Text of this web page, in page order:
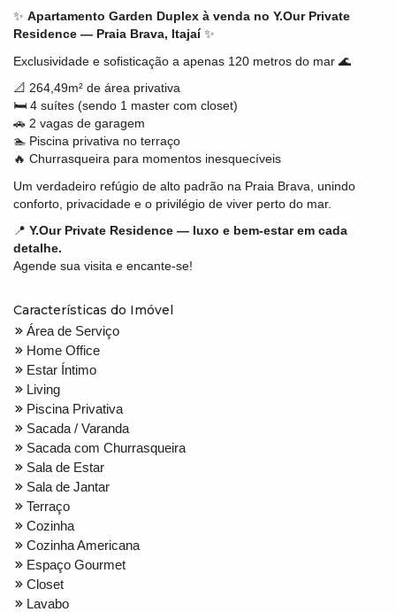
✨ Apartamento Garden Duplex à venda no Y.Our Private
Residence — Praia Brava, Itajaí✨
Exclusividade e sofisticação a apenas 120 metros do mar 🌊
📐 264,49m² de área privativa
🛏️ 4 suítes (sendo 1 master com closet)
🚗 2 vagas de garagem
🏊 Piscina privativa no terraço
🔥 Churrasqueira para momentos inesquecíveis
Um verdadeiro refúgio de alto padrão na Praia Brava, unindo
conforto, privacidade e o privilégio de viver perto do mar.
📍 Y.Our Private Residence — luxo e bem-estar em cada
detalhe.
Agende sua visita e encante-se!
Características do Imóvel
Área de Serviço
Home Office
Estar Íntimo
Living
Piscina Privativa
Sacada / Varanda
Sacada com Churrasqueira
Sala de Estar
Sala de Jantar
Terraço
Cozinha
Cozinha Americana
Espaço Gourmet
Closet
Lavabo